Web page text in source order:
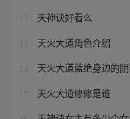
12 天神诀好看么
13 天火大道角色介绍
14 天火大道蓝绝身边的
15 天火大道修修是谁